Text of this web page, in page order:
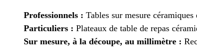
Professionnels : Tables sur mesure
Particuliers : Plateaux de table de repas
Sur mesure, à la découpe, au millimètre :